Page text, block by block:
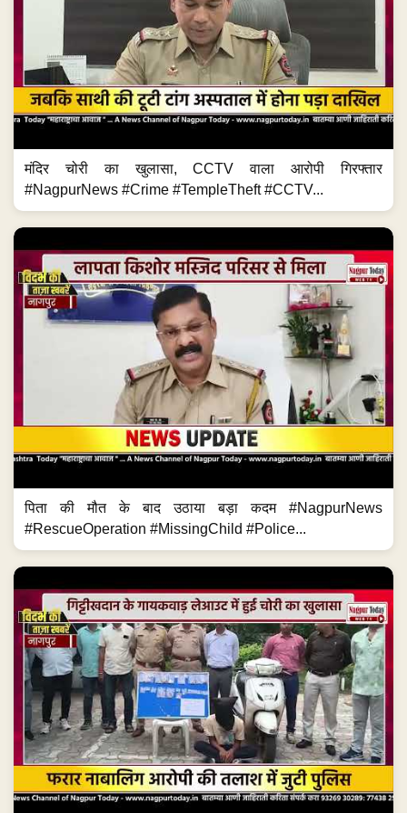
मंदिर चोरी का खुलासा, CCTV वाला आरोपी गिरफ्तार
#NagpurNews #Crime #TempleTheft #CCTV...
पिता की मौत के बाद उठाया बड़ा कदम #NagpurNews
#RescueOperation #MissingChild #Police...